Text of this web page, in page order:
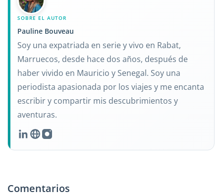
SOBRE EL AUTOR
Pauline Bouveau
Soy una expatriada en serie y vivo en Rabat,
Marruecos, desde hace dos años, después de
haber vivido en Mauricio y Senegal. Soy una
periodista apasionada por los viajes y me encanta
escribir y compartir mis descubrimientos y
aventuras.
Comentarios